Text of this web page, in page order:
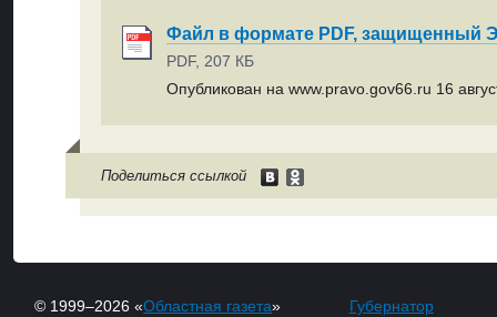
Файл в формате PDF, защищенный
PDF, 207 КБ
Опубликован на www.pravo.gov66.ru 16
Поделиться ссылкой
© 1999–2026 «Областная газета»
Губернатор